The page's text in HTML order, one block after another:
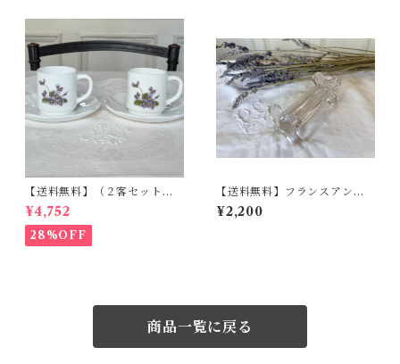
【送料無料】（２客セット）
フランスアンティーク すみ
れ カップ&ソーサー アルコ
パル【886】【フランスバイ
ヤーセレクト品】
¥4,752
28%OFF
【送料無料】フランスアンテ
ィーク ナイフレスト クロ
ーバー トレフル ガラス
¥2,200
商品一覧に戻る